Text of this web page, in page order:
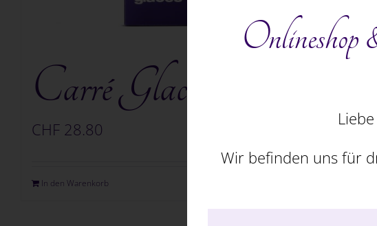
Carré Glace, gross
CHF 28.80
In den Warenkorb
CHF
In den
Onlineshop
Wir befinden uns für